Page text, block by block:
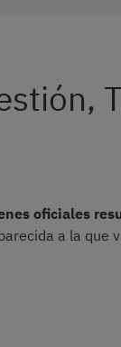
oficiales
a la que